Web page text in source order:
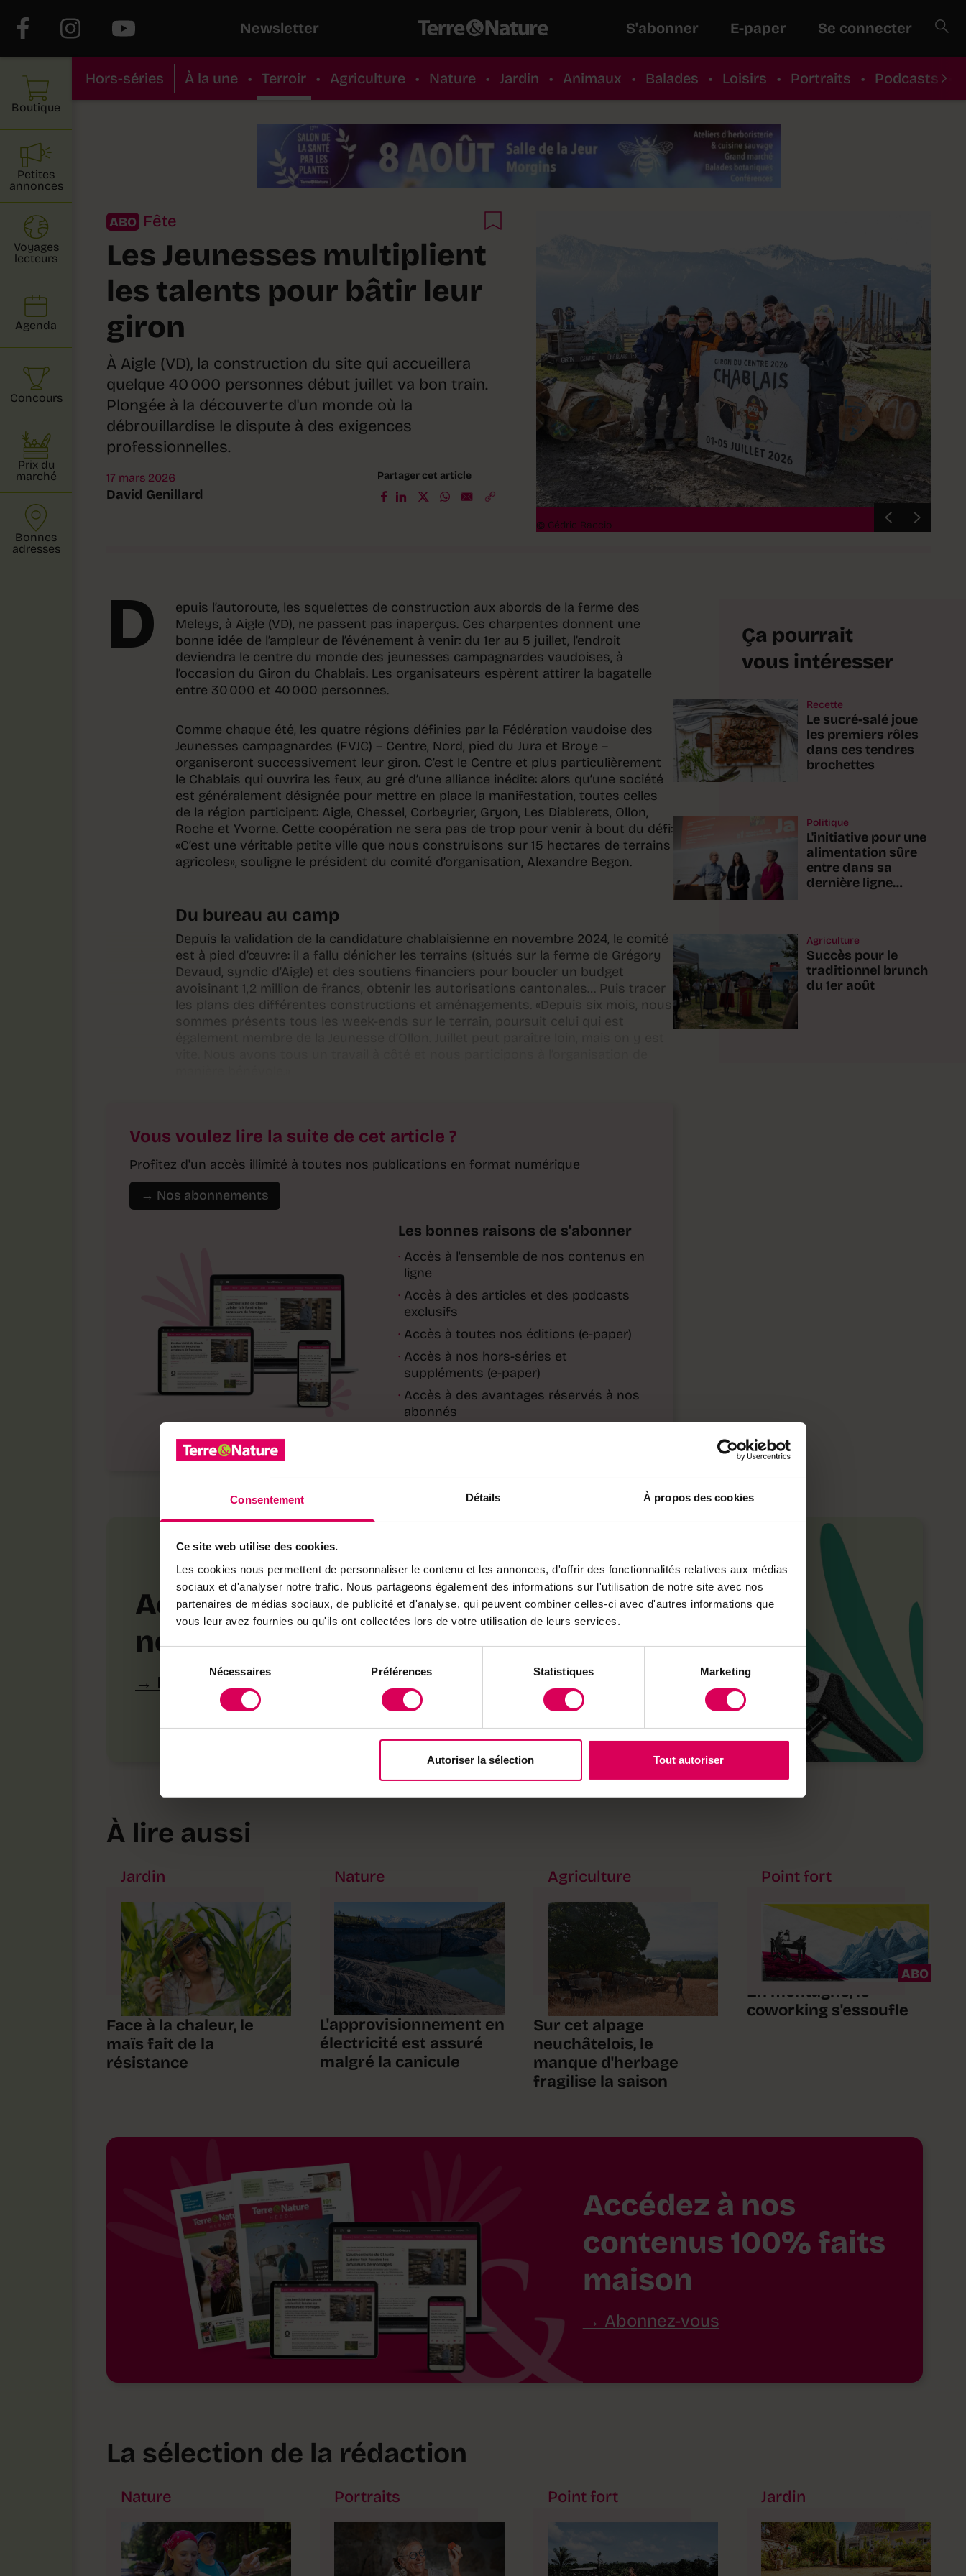
Consentement Détails À propos des cookies
Ce site web utilise des cookies.
Les cookies nous permettent de personnaliser le contenu et les annonces, d'offrir des fonctionnalités relatives aux médias
sociaux et d'analyser notre trafic. Nous partageons également des informations sur l'utilisation de notre site avec nos
partenaires de médias sociaux, de publicité et d'analyse, qui peuvent combiner celles-ci avec d'autres informations que
vous leur avez fournies ou qu'ils ont collectées lors de votre utilisation de leurs services.
Sélection
consentement
Nécessaires Préférences Statistiques Marketing
Autoriser la sélection Tout autoriser
Newsletter S'abonner E-paper Se connecter
Hors-séries À la une • Terroir • Agriculture • Nature • Jardin • Animaux • Balades • Loisirs • Portraits • Podcasts
ABO Fête
Les Jeunesses multiplient
les talents pour bâtir leur
giron
À Aigle (VD), la construction du site qui accueillera
quelque 40 000 personnes début juillet va bon train.
Plongée à la découverte d'un monde où la
débrouillardise le dispute à des exigences
professionnelles.
17 mars 2026
David Genillard
Partager cet article
© Cédric Raccio
D
epuis l’autoroute, les squelettes de construction aux abords de la ferme des
Meleys, à Aigle (VD), ne passent pas inaperçus. Ces charpentes donnent une
bonne idée de l’ampleur de l’événement à venir: du 1er au 5 juillet, l’endroit
deviendra le centre du monde des jeunesses campagnardes vaudoises, à
l’occasion du Giron du Chablais. Les organisateurs espèrent attirer la bagatelle
entre 30 000 et 40 000 personnes.
Comme chaque été, les quatre régions définies par la Fédération vaudoise des
Jeunesses campagnardes (FVJC) – Centre, Nord, pied du Jura et Broye –
organiseront successivement leur giron. C’est le Centre et plus particulièrement
le Chablais qui ouvrira les feux, au gré d’une alliance inédite: alors qu’une société
est généralement désignée pour mettre en place la manifestation, toutes celles
de la région participent: Aigle, Chessel, Corbeyrier, Gryon, Les Diablerets, Ollon,
Roche et Yvorne. Cette coopération ne sera pas de trop pour venir à bout du défi:
«C’est une véritable petite ville que nous construisons sur 15 hectares de terrains
agricoles», souligne le président du comité d’organisation, Alexandre Begon.
Du bureau au camp
Depuis la validation de la candidature chablaisienne en novembre 2024, le comité
est à pied d’œuvre: il a fallu dénicher les terrains (situés sur la ferme de Grégory
Devaud, syndic d’Aigle) et des soutiens financiers pour boucler un budget
avoisinant 1,2 million de francs, obtenir les autorisations cantonales… Puis tracer
les plans des différentes constructions et aménagements. «Depuis six mois, nous
sommes présents tous les week-ends sur le terrain, poursuit celui qui est
Vous voulez lire la suite de cet article ?
Profitez d'un accès illimité à toutes nos publications en format numérique
→ Nos abonnements
Les bonnes raisons de s'abonner
· Accès à l'ensemble de nos contenus en
ligne
· Accès à des articles et des podcasts
exclusifs
· Accès à toutes nos éditions (e-paper)
· Accès à nos hors-séries et
suppléments (e-paper)
· Accès à des avantages réservés à nos
abonnés
Ça pourrait
vous intéresser
Recette
Le sucré-salé joue
les premiers rôles
dans ces tendres
brochettes
Politique
L'initiative pour une
alimentation sûre
entre dans sa
dernière ligne
Agriculture
Succès pour le
traditionnel brunch
du 1er août
Achetez local sur
notre boutique
Découvrez les produits
À lire aussi
Jardin
Face à la chaleur, le
maïs fait de la
résistance
Nature
L'approvisionnement en
électricité est assuré
malgré la canicule
Agriculture
Sur cet alpage
neuchâtelois, le
manque d'herbage
fragilise la saison
Point fort
ABO
En montagne, le
coworking s'essoufle
Accédez à nos
contenus 100% faits
maison
Abonnez-vous
La sélection de la rédaction
Nature Portraits Point fort Jardin
Boutique
Petites
annonces
Voyages
lecteurs
Agenda
Concours
Prix du
marché
Bonnes
adresses